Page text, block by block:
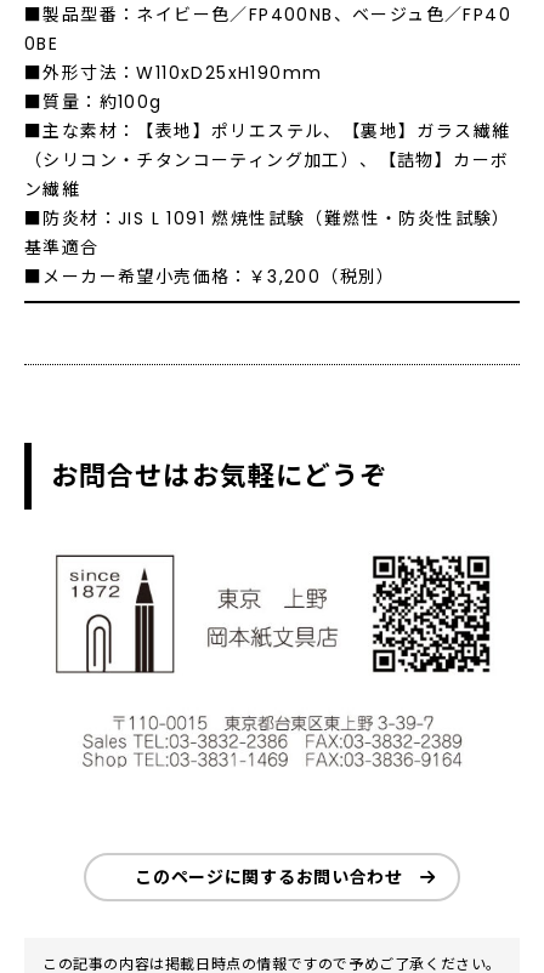
■製品型番：ネイビー色／FP400NB、ベージュ色／FP40
0BE
■外形寸法：W110xD25xH190mm
■質量：約100g
■主な素材：【表地】ポリエステル、【裏地】ガラス繊維
（シリコン・チタンコーティング加工）、【詰物】カーボ
ン繊維
■防炎材：JIS L 1091 燃焼性試験（難燃性・防炎性試験）
基準適合
■メーカー希望小売価格：￥3,200（税別）
お問合せはお気軽にどうぞ
このページに関するお問い合わせ
この記事の内容は掲載日時点の情報ですので予めご了承ください。